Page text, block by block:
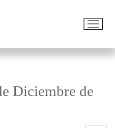
Diciembre de